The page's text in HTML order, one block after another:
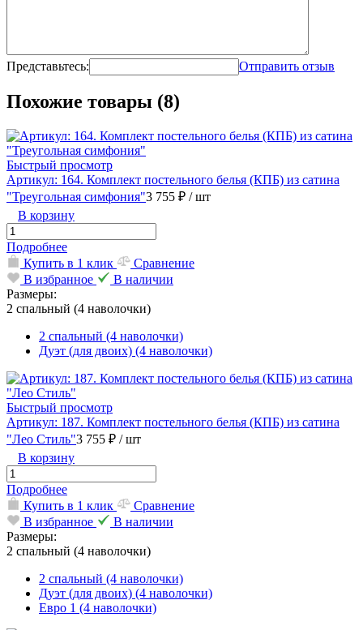
Представьтесь: Отправить отзыв
Похожие товары (8)
Быстрый просмотр
Артикул: 164. Комплект постельного белья (КПБ) из сатина
"Треугольная симфония"3 755 ₽ / шт
В корзину
Подробнее
Купить в 1 клик
Сравнение
В избранное
В наличии
Размеры:
2 спальный (4 наволочки)
2 спальный (4 наволочки)
Дуэт (для двоих) (4 наволочки)
Быстрый просмотр
Артикул: 187. Комплект постельного белья (КПБ) из сатина
"Лео Стиль"3 755 ₽ / шт
В корзину
Подробнее
Купить в 1 клик
Сравнение
В избранное
В наличии
Размеры:
2 спальный (4 наволочки)
2 спальный (4 наволочки)
Дуэт (для двоих) (4 наволочки)
Евро 1 (4 наволочки)